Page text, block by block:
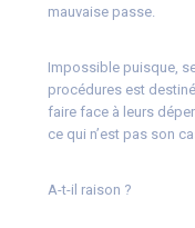
mauvaise passe.
Impossible puisque,
procédures est
faire face à leurs
ce qui n’est pas son
A-t-il raison ?